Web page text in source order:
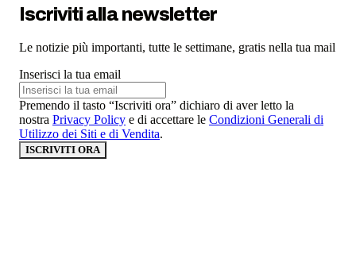
Iscriviti alla newsletter
Le notizie più importanti, tutte le settimane, gratis nella tua mail
Inserisci la tua email
Premendo il tasto “Iscriviti ora” dichiaro di aver letto la
nostra Privacy Policy e di accettare le Condizioni Generali di
Utilizzo dei Siti e di Vendita.
ISCRIVITI ORA